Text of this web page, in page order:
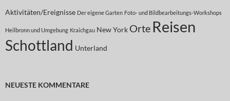
Aktivitäten/Ereignisse Der eigene Garten Foto- und Bildbearbeitungs-Workshops
Heilbronn und Umgebung Kraichgau New York Orte Reisen
Schottland Unterland
NEUESTE KOMMENTARE